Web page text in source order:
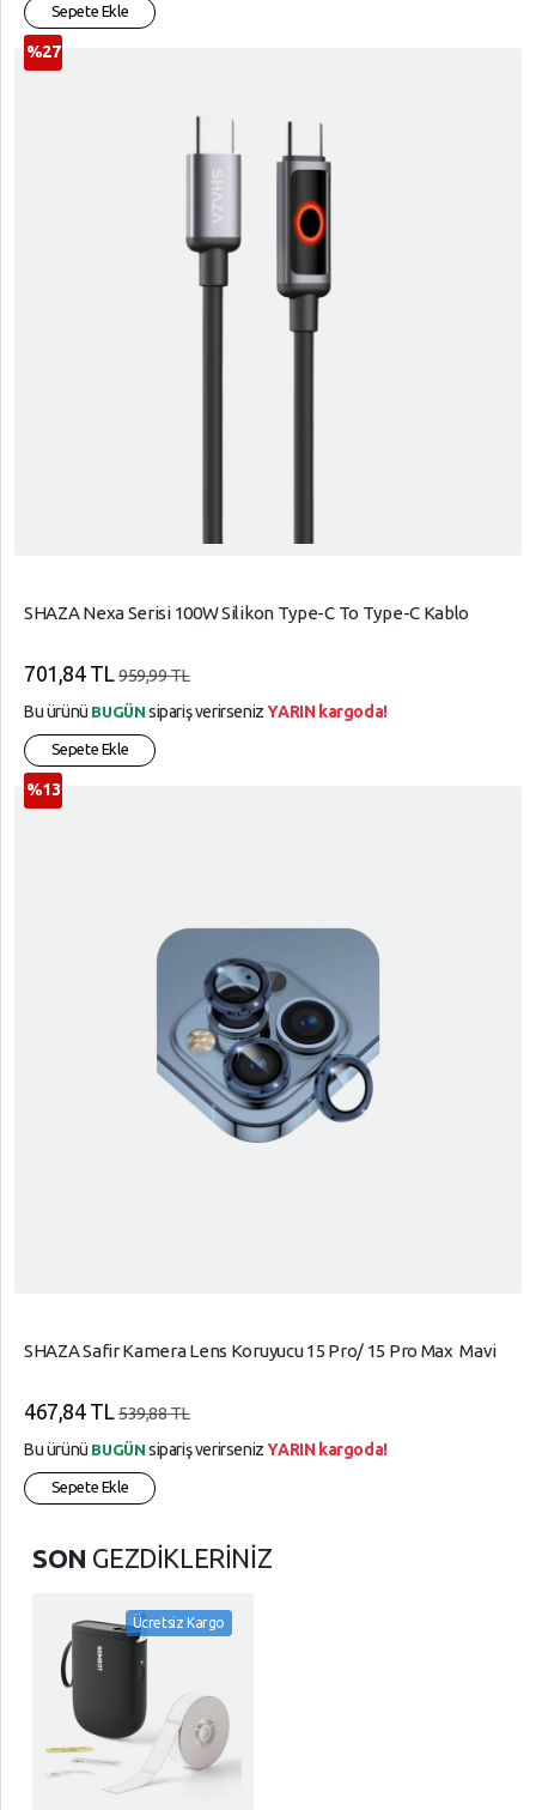
Sepete Ekle
SHAZA Nexa Serisi 100W Silikon Type-C To Type-C Kablo
%27
701,84 TL 959,99 TL
Bu ürünü BUGÜN sipariş verirsenizYARIN kargoda!
Sepete Ekle
SHAZA Safir Kamera Lens Koruyucu 15 Pro/ 15 Pro Max Mavi
%13
467,84 TL 539,88 TL
Bu ürünü BUGÜN sipariş verirsenizYARIN kargoda!
Sepete Ekle
SON GEZDİKLERİNİZ
Ücretsiz Kargo